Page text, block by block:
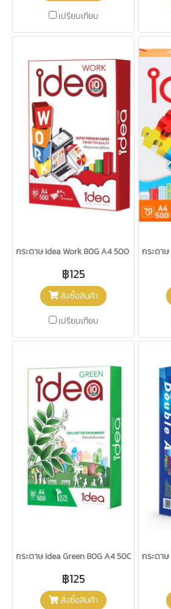
เปรียบเทียบ
กระดาษ Idea Work 80G A4 500 แผ่น
฿125
สั่งซื้อสินค้า
เปรียบเทียบ
กระดาษ
กระดาษ Idea Green 80G A4 500 แผ่น
฿125
สั่งซื้อสินค้า
กระดา